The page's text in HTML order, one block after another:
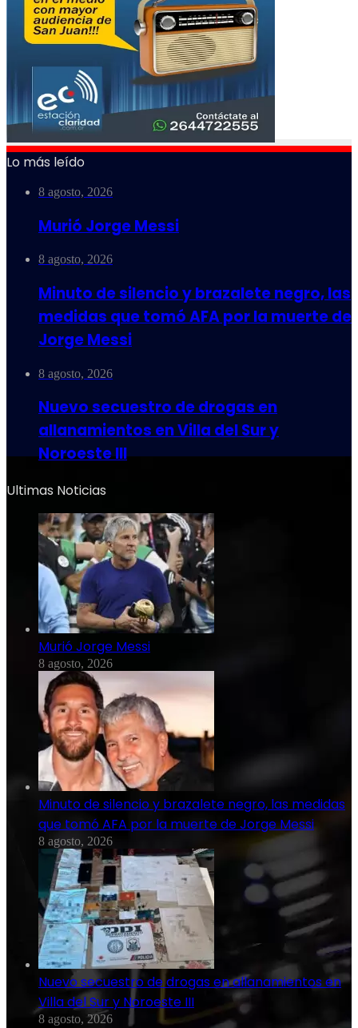
Lo más leído
8 agosto, 2026
Murió Jorge Messi
8 agosto, 2026
Minuto de silencio y brazalete negro, las
medidas que tomó AFA por la muerte de
Jorge Messi
8 agosto, 2026
Nuevo secuestro de drogas en
allanamientos en Villa del Sur y
Noroeste III
Ultimas Noticias
Murió Jorge Messi
8 agosto, 2026
Minuto de silencio y brazalete negro, las medidas
que tomó AFA por la muerte de Jorge Messi
8 agosto, 2026
Nuevo secuestro de drogas en allanamientos en
Villa del Sur y Noroeste III
8 agosto, 2026